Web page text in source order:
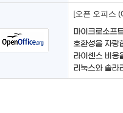
[오픈 오피스
마이크로소프
호환성을 자랑
라이센스 비용
리눅스와 솔라